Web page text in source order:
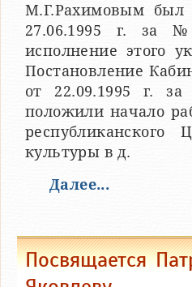
М.Г.Рахимовым был
27.06.1995 г.
исполнение этого
Постановление
от 22.09.1995 г.
положили начало
республиканского
культуры в д.
Далее...
Посвящается